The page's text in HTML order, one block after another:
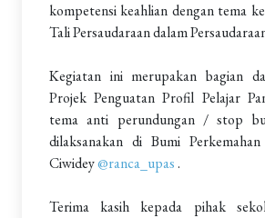
kompetensi keahlian dengan tema
Tali Persaudaraan dalam
Kegiatan ini merupakan bagian
Projek Penguatan Profil Pelajar
tema anti perundungan / stop
dilaksanakan di Bumi
Ciwidey@ranca_upas.
Terima kasih kepada pihak